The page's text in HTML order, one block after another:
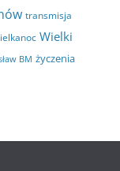
transmisja
Wielki
BM życzenia